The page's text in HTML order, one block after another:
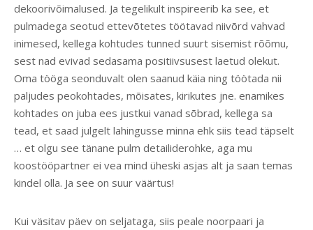
dekoorivõimalused. Ja tegelikult inspireerib ka see, et
pulmadega seotud ettevõtetes töötavad niivõrd vahvad
inimesed, kellega kohtudes tunned suurt sisemist rõõmu,
sest nad evivad sedasama positiivsusest laetud olekut.
Oma tööga seonduvalt olen saanud käia ning töötada nii
paljudes peokohtades, mõisates, kirikutes jne. enamikes
kohtades on juba ees justkui vanad sõbrad, kellega sa
tead, et saad julgelt lahingusse minna ehk siis tead täpselt
… et olgu see tänane pulm detailiderohke, aga mu
koostööpartner ei vea mind üheski asjas alt ja saan temas
kindel olla. Ja see on suur väärtus!
Kui väsitav päev on seljataga, siis peale noorpaari ja